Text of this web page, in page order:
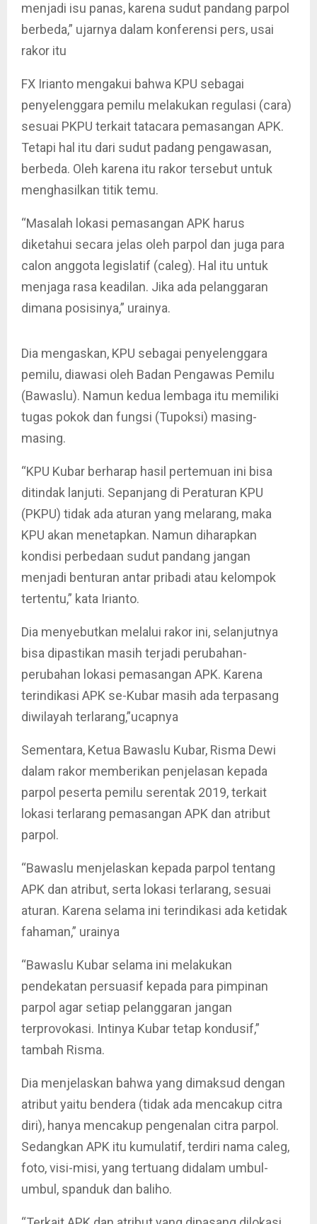
menjadi isu panas, karena sudut pandang parpol
berbeda,” ujarnya dalam konferensi pers, usai
rakor itu
FX Irianto mengakui bahwa KPU sebagai
penyelenggara pemilu melakukan regulasi (cara)
sesuai PKPU terkait tatacara pemasangan APK.
Tetapi hal itu dari sudut padang pengawasan,
berbeda. Oleh karena itu rakor tersebut untuk
menghasilkan titik temu.
“Masalah lokasi pemasangan APK harus
diketahui secara jelas oleh parpol dan juga para
calon anggota legislatif (caleg). Hal itu untuk
menjaga rasa keadilan. Jika ada pelanggaran
dimana posisinya,” urainya.
Dia mengaskan, KPU sebagai penyelenggara
pemilu, diawasi oleh Badan Pengawas Pemilu
(Bawaslu). Namun kedua lembaga itu memiliki
tugas pokok dan fungsi (Tupoksi) masing-
masing.
“KPU Kubar berharap hasil pertemuan ini bisa
ditindak lanjuti. Sepanjang di Peraturan KPU
(PKPU) tidak ada aturan yang melarang, maka
KPU akan menetapkan. Namun diharapkan
kondisi perbedaan sudut pandang jangan
menjadi benturan antar pribadi atau kelompok
tertentu,” kata Irianto.
Dia menyebutkan melalui rakor ini, selanjutnya
bisa dipastikan masih terjadi perubahan-
perubahan lokasi pemasangan APK. Karena
terindikasi APK se-Kubar masih ada terpasang
diwilayah terlarang,”ucapnya
Sementara, Ketua Bawaslu Kubar, Risma Dewi
dalam rakor memberikan penjelasan kepada
parpol peserta pemilu serentak 2019, terkait
lokasi terlarang pemasangan APK dan atribut
parpol.
“Bawaslu menjelaskan kepada parpol tentang
APK dan atribut, serta lokasi terlarang, sesuai
aturan. Karena selama ini terindikasi ada ketidak
fahaman,” urainya
“Bawaslu Kubar selama ini melakukan
pendekatan persuasif kepada para pimpinan
parpol agar setiap pelanggaran jangan
terprovokasi. Intinya Kubar tetap kondusif,”
tambah Risma.
Dia menjelaskan bahwa yang dimaksud dengan
atribut yaitu bendera (tidak ada mencakup citra
diri), hanya mencakup pengenalan citra parpol.
Sedangkan APK itu kumulatif, terdiri nama caleg,
foto, visi-misi, yang tertuang didalam umbul-
umbul, spanduk dan baliho.